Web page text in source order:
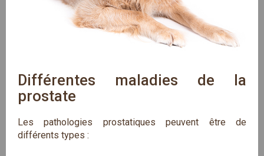
Différentes maladies de la
prostate
Les pathologies prostatiques peuvent être de
différents types :